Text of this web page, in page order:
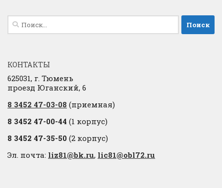
Найти:
КОНТАКТЫ
625031, г. Тюмень
проезд Юганский, 6
8 3452 47-03-08 (приемная)
8 3452 47-00-44 (1 корпус)
8 3452 47-35-50 (2 корпус)
Эл. почта: liz81@bk.ru, lic81@obl72.ru